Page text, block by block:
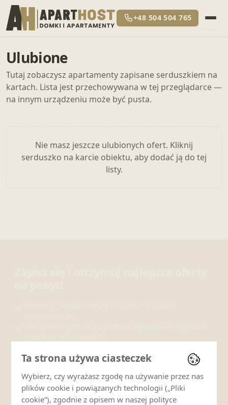
+48 504 504 765
Ulubione
Tutaj zobaczysz apartamenty zapisane serduszkiem na
kartach. Lista jest przechowywana w tej przeglądarce —
na innym urządzeniu może być pusta.
Nie masz jeszcze ulubionych ofert. Kliknij
serduszko na karcie obiektu, aby dodać ją do tej
listy.
Adres e-mail
Zapisz się
Ta strona używa ciasteczek
Wybierz, czy wyrażasz zgodę na używanie przez nas
plików cookie i powiązanych technologii („Pliki
cookie”), zgodnie z opisem w naszej polityce